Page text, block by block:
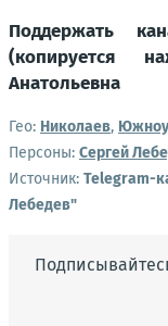
Поддержать
(копируется
Анатольевна
Гео: Николаев,
Персоны: Сергей
Источник: Telegram-
Лебедев"